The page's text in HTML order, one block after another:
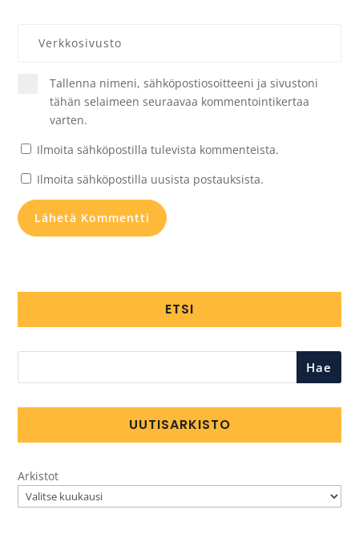
Tallenna nimeni, sähköpostiosoitteeni ja sivustoni
tähän selaimeen seuraavaa kommentointikertaa
varten.
Ilmoita sähköpostilla tulevista kommenteista.
Ilmoita sähköpostilla uusista postauksista.
ETSI
Hae
UUTISARKISTO
Arkistot